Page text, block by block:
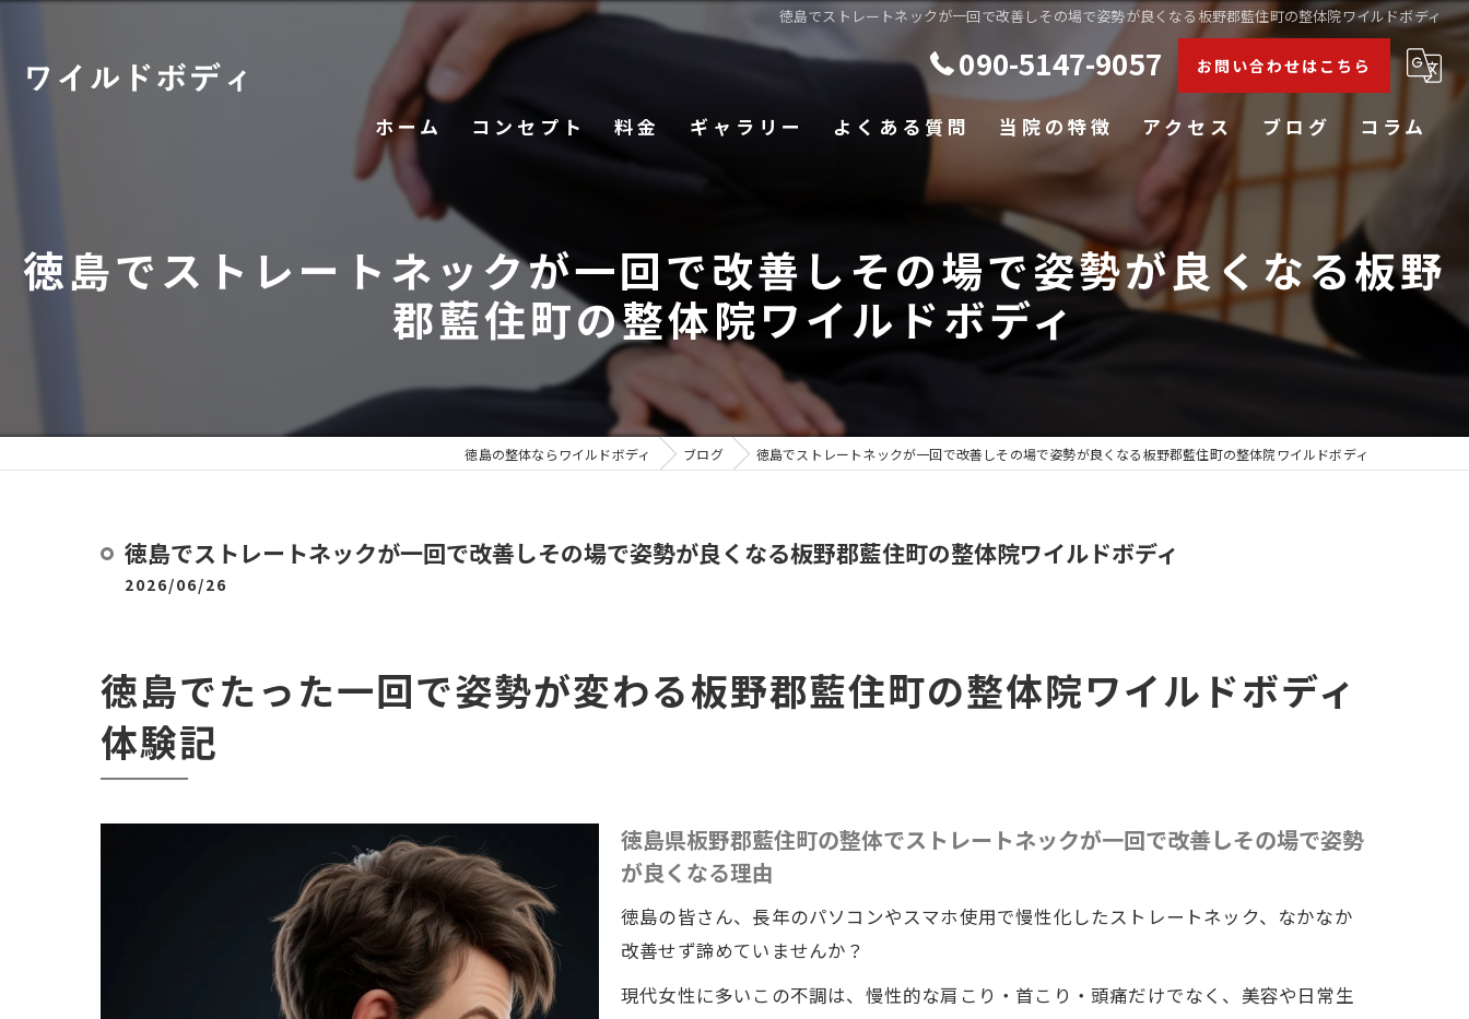
徳島でストレートネックが一回で改善しその場で姿勢が良くなる板野郡藍住町の整体院ワイルドボディ
090-5147-9057 お問い合わせはこちら
ホーム コンセプト 料金 ギャラリー よくある質問 当院の特徴
腰痛
膝
アクセス ブログ コラム
徳島でストレートネックが一回で改善しその場で姿勢が良くなる板野
郡藍住町の整体院ワイルドボディ
徳島の整体ならワイルドボディ ブログ 徳島でストレートネックが一回で改善しその場で姿勢が良くなる板野郡藍住町の整体院ワイルドボディ
徳島でストレートネックが一回で改善しその場で姿勢が良くなる板野郡藍住町の整体院ワイルドボディ
2026/06/26
徳島でたった一回で姿勢が変わる板野郡藍住町の整体院ワイルドボディ
体験記
徳島県板野郡藍住町の整体でストレートネックが一回で改善しその場で姿勢
が良くなる理由
徳島の皆さん、長年のパソコンやスマホ使用で慢性化したストレートネック、なかなか
改善せず諦めていませんか？
現代女性に多いこの不調は、慢性的な肩こり・首こり・頭痛だけでなく、美容や日常生